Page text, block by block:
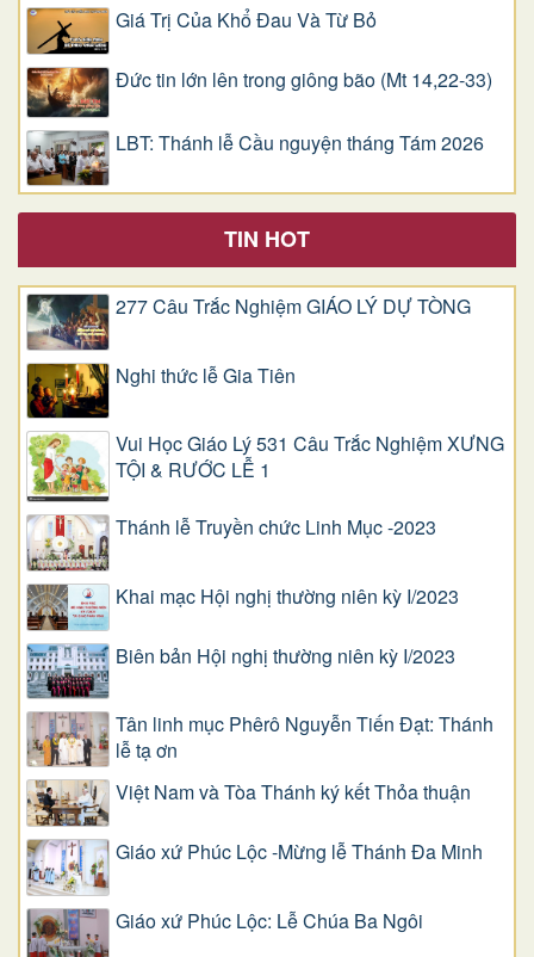
Giá Trị Của Khổ Ðau Và Từ Bỏ
Đức tin lớn lên trong giông bão (Mt 14,22-33)
LBT: Thánh lễ Cầu nguyện tháng Tám 2026
TIN HOT
277 Câu Trắc Nghiệm GIÁO LÝ DỰ TÒNG
Nghi thức lễ Gia Tiên
Vui Học Giáo Lý 531 Câu Trắc Nghiệm XƯNG
TỘI & RƯỚC LỄ 1
Thánh lễ Truyền chức Linh Mục -2023
Khai mạc Hội nghị thường niên kỳ I/2023
Biên bản Hội nghị thường niên kỳ I/2023
Tân linh mục Phêrô Nguyễn Tiến Đạt: Thánh
lễ tạ ơn
Việt Nam và Tòa Thánh ký kết Thỏa thuận
Giáo xứ Phúc Lộc -Mừng lễ Thánh Đa Minh
Giáo xứ Phúc Lộc: Lễ Chúa Ba Ngôi